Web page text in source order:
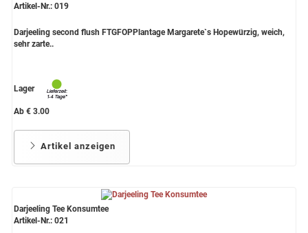
Artikel-Nr.: 019
Darjeeling second flush FTGFOPPlantage Margarete`s Hopewürzig, weich,
sehr zarte..
Lager
Ab € 3.00
Artikel anzeigen
Darjeeling Tee Konsumtee
Artikel-Nr.: 021